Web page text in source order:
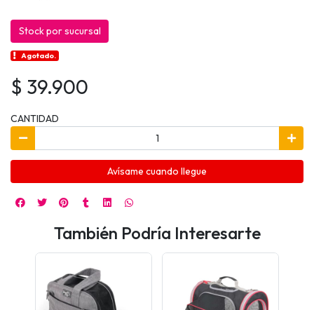
Stock por sucursal
Agotado.
$ 39.900
CANTIDAD
Avísame cuando llegue
También Podría Interesarte